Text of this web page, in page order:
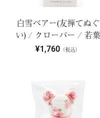
白雪ベアー(友禅てぬぐ
い) / クローバー / 若葉
¥1,760 （税込）